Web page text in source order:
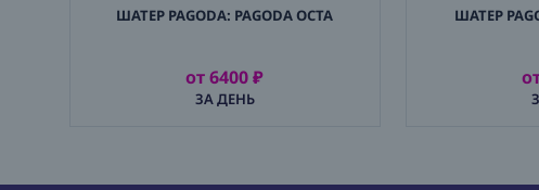
ШАТЕР PAGODA: PAGODA OCTA
от 6400 ₽
ЗА ДЕНЬ
АРЕНДОВАТЬ
ШАТЕР